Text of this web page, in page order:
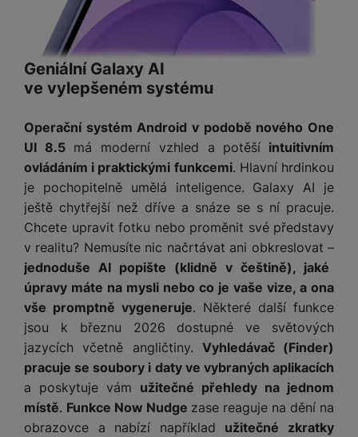
Geniální Galaxy AI
ve vylepšeném systému
Operační systém Android v podobě nového One
UI 8.5má moderní vzhled a potěší intuitivním
ovládáním i praktickými funkcemi. Hlavní hrdinkou
je pochopitelně umělá inteligence. Galaxy AI je
ještě chytřejší než dříve a snáze se s ní pracuje.
Chcete upravit fotku nebo proměnit své představy
v realitu? Nemusíte nic načrtávat ani obkreslovat –
jednoduše AI popište (klidně v češtině), jaké
úpravy máte na mysli nebo co je vaše vize, a ona
vše promptně vygeneruje. Některé další funkce
jsou k březnu 2026 dostupné ve světových
jazycích včetně angličtiny. Vyhledávač (Finder)
pracuje se soubory i daty ve vybraných aplikacích
a poskytuje vám užitečné přehledy na jednom
místě. Funkce Now Nudge zase reaguje na dění na
obrazovce a nabízí například užitečné zkratky